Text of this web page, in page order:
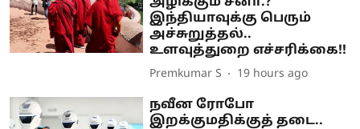
இந்தியாவுக்கு பெரும்
அச்சுறுத்தல்..
உளவுத்துறை எச்சரிக்கை!!
Premkumar S 19 hours ago
நவீன ரோபோ
இறக்குமதிக்குத் தடை..